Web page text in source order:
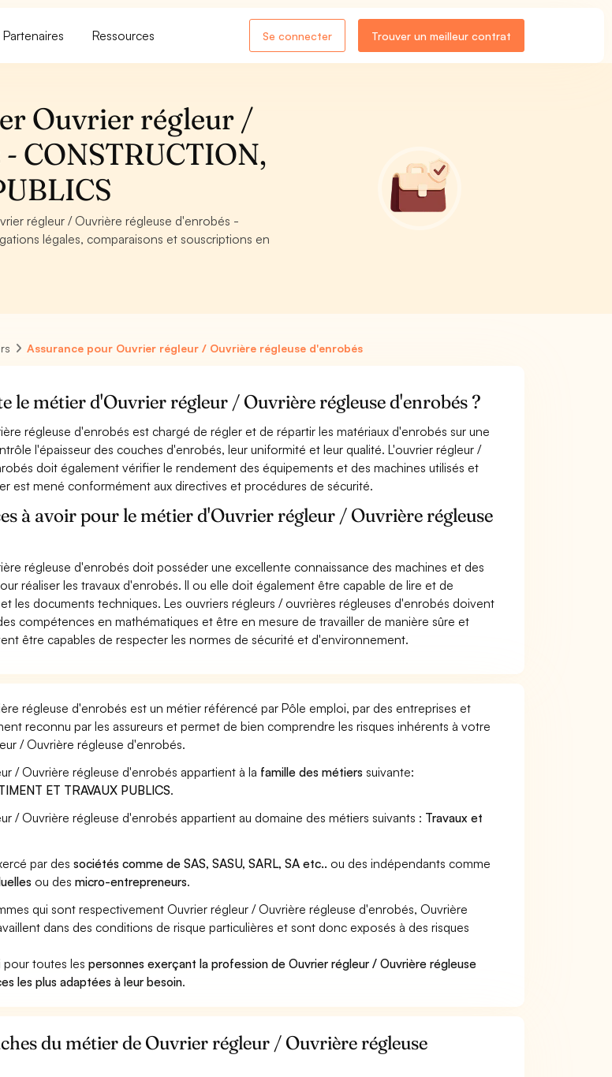
Partenaires Ressources Se connecter Trouver un meilleur contrat
Ouvrier régleur /
CONSTRUCTION,
régleur / Ouvrière régleuse d'enrobés -
légales, comparaisons et souscriptions en
Assurance pour Ouvrier régleur / Ouvrière régleuse d'enrobés
le métier d'Ouvrier régleur / Ouvrière régleuse d'enrobés ?
régleuse d'enrobés est chargé de régler et de répartir les matériaux d'enrobés sur une
l'épaisseur des couches d'enrobés, leur uniformité et leur qualité. L'ouvrier régleur /
doit également vérifier le rendement des équipements et des machines utilisés et
est mené conformément aux directives et procédures de sécurité.
à avoir pour le métier d'Ouvrier régleur / Ouvrière régleuse
régleuse d'enrobés doit posséder une excellente connaissance des machines et des
réaliser les travaux d'enrobés. Il ou elle doit également être capable de lire et de
les documents techniques. Les ouvriers régleurs / ouvrières régleuses d'enrobés doivent
compétences en mathématiques et être en mesure de travailler de manière sûre et
être capables de respecter les normes de sécurité et d'environnement.
régleuse d'enrobés est un métier référencé par Pôle emploi, par des entreprises et
reconnu par les assureurs et permet de bien comprendre les risques inhérents à votre
/ Ouvrière régleuse d'enrobés.
/ Ouvrière régleuse d'enrobés appartient à la famille des métiers suivante:
ET TRAVAUX PUBLICS.
/ Ouvrière régleuse d'enrobés appartient au domaine des métiers suivants : Travaux et
par dessociétés comme de SAS, SASU, SARL, SA etc.. ou des indépendants comme
ou desmicro-entrepreneurs.
qui sont respectivement Ouvrier régleur / Ouvrière régleuse d'enrobés, Ouvrière
dans des conditions de risque particulières et sont donc exposés à des risques
pour toutes lespersonnes exerçant la profession de Ouvrier régleur / Ouvrière régleuse
les plus adaptées à leur besoin.
du métier de Ouvrier régleur / Ouvrière régleuse